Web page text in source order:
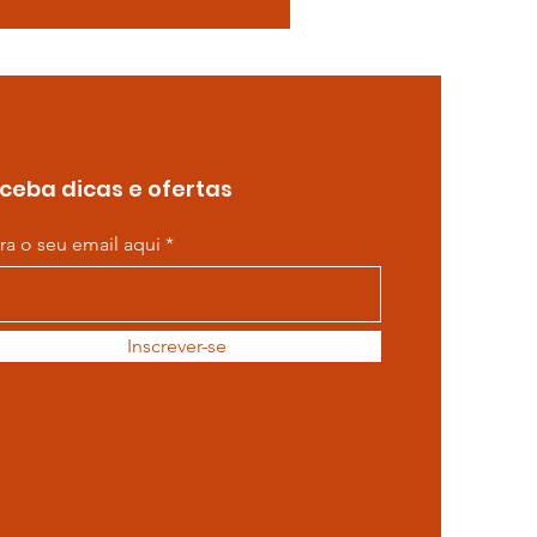
dicas e ofertas
o seu email aqui
Inscrever-se